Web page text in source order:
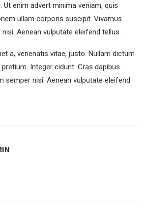
Ut enim advert minima veniam, quis
ullam corporis suscipit. Vivamus
Aenean vulputate eleifend tellus.
a, venenatis vitae, justo. Nullam dictum
Integer cidunt. Cras dapibus.
semper nisi. Aenean vulputate eleifend